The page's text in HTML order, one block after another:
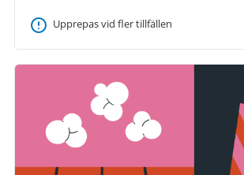
Upprepas vid fler tillfällen